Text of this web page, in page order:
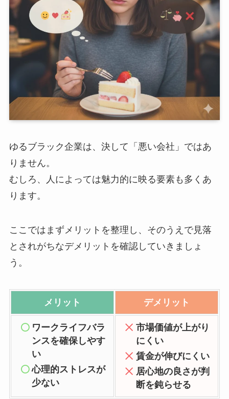
ゆるブラック企業は、決して「悪い会社」ではあ
りません。
むしろ、人によっては魅力的に映る要素も多くあ
ります。
ここではまずメリットを整理し、そのうえで見落
とされがちなデメリットを確認していきましょ
う。
メリット デメリット
ワークライフバラ
ンスを確保しやす
い
心理的ストレスが
少ない
市場価値が上がり
にくい
賃金が伸びにくい
居心地の良さが判
断を鈍らせる